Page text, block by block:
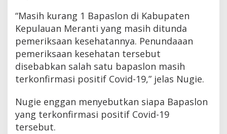
a
i
y
a
n
g
P
s
i
t
“Masih kurang 1 Bapaslon di Kabupaten
Kepulauan Meranti yang masih ditunda
pemeriksaan kesehatannya. Penundaaan
pemeriksaan kesehatan tersebut
disebabkan salah satu bapaslon masih
terkonfirmasi positif Covid-19,” jelas Nugie.
Nugie enggan menyebutkan siapa Bapaslon
yang terkonfirmasi positif Covid-19
tersebut.